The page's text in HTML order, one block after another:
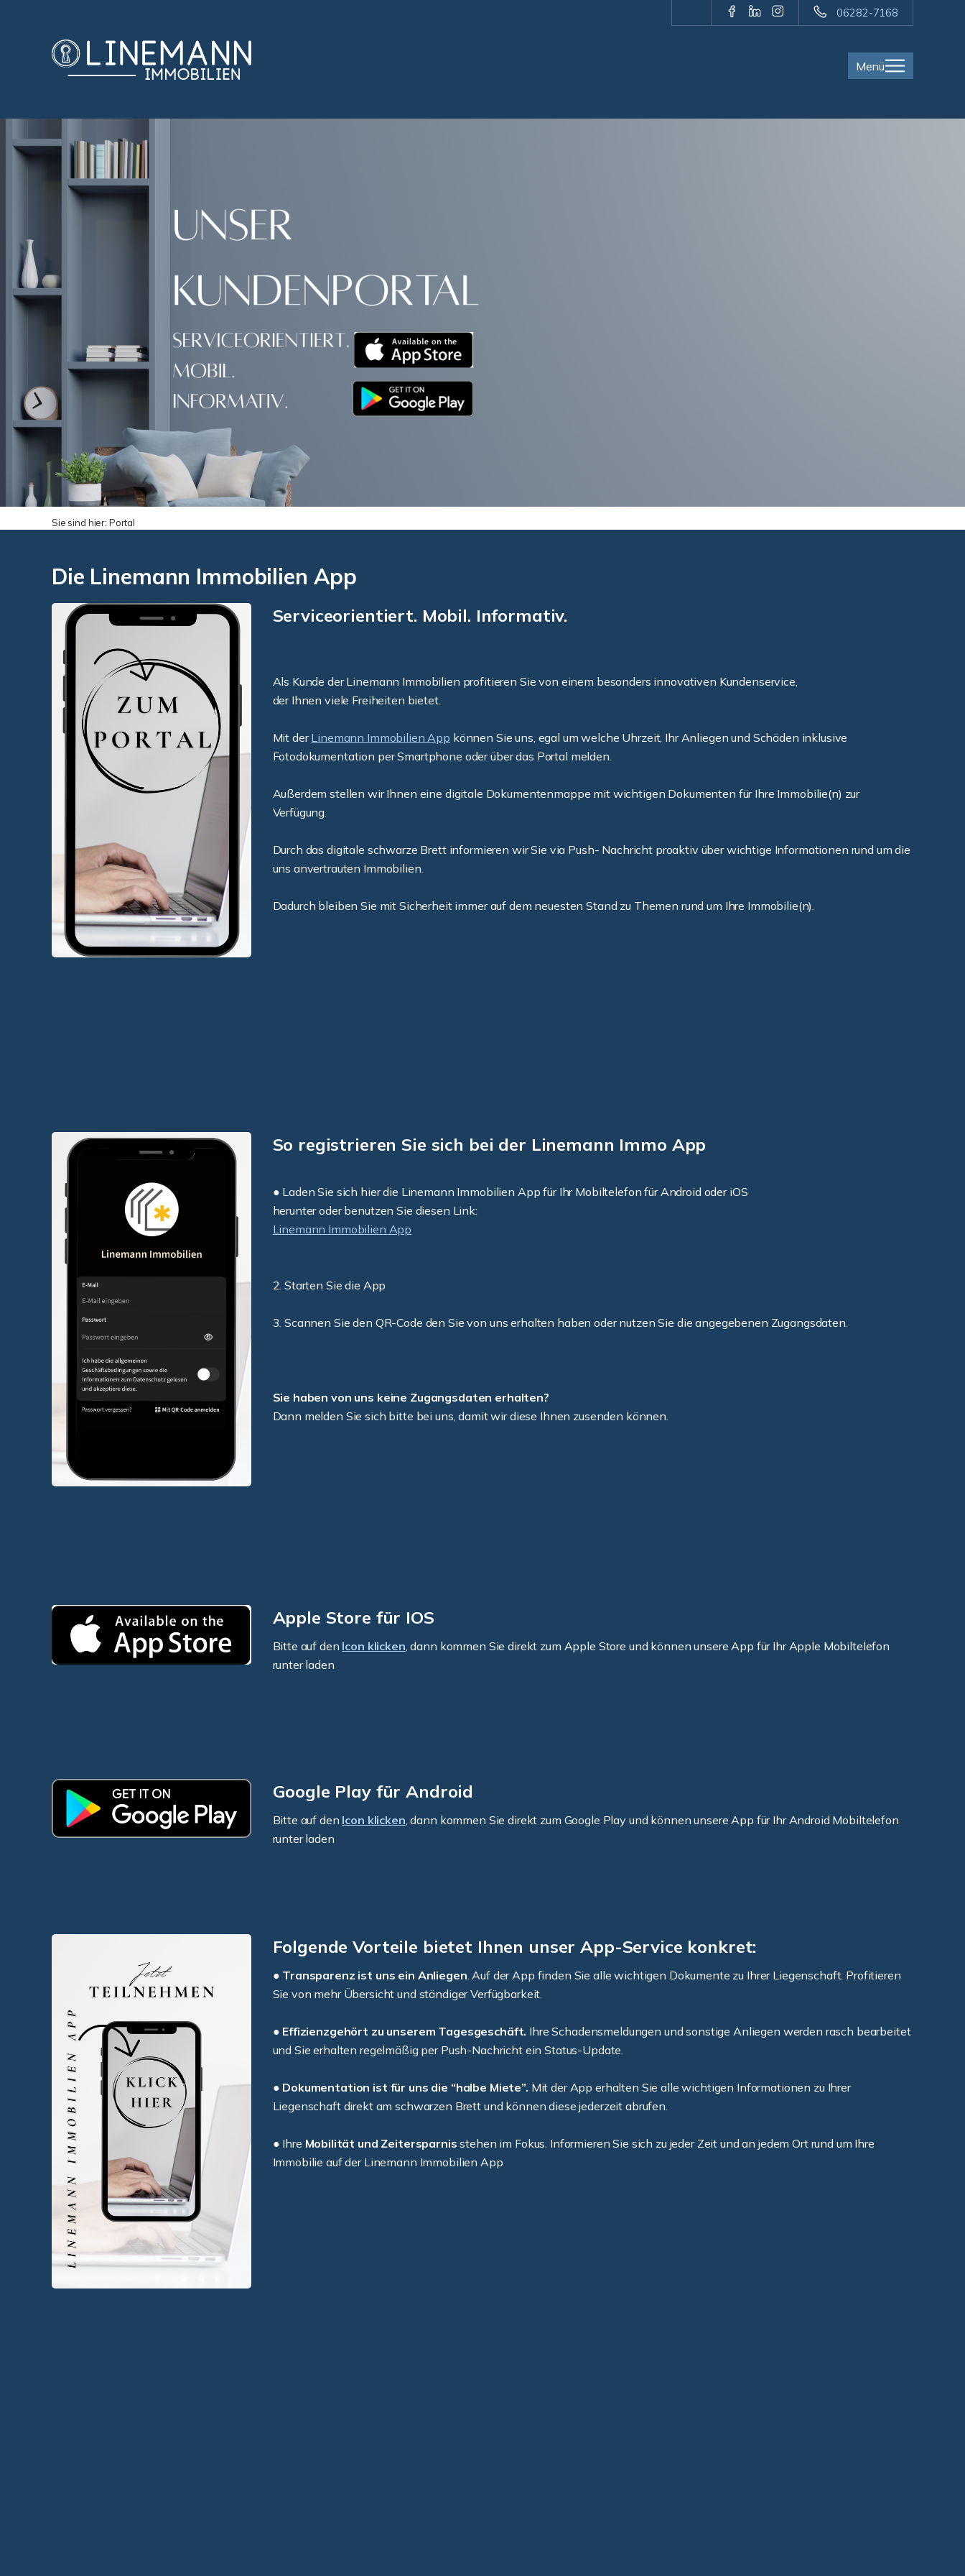
06282-7168
Menü
Sie sind hier: Portal
Die Linemann Immobilien App
Serviceorientiert. Mobil. Informativ.
Als Kunde der Linemann Immobilien profitieren Sie von einem besonders innovativen Kundenservice,
der Ihnen viele Freiheiten bietet.
Mit derLinemann Immobilien App können Sie uns, egal um welche Uhrzeit, Ihr Anliegen und Schäden inklusive
Fotodokumentation per Smartphone oder über das Portal melden.
Außerdem stellen wir Ihnen eine digitale Dokumentenmappe mit wichtigen Dokumenten für Ihre Immobilie(n) zur
Verfügung.
Durch das digitale schwarze Brett informieren wir Sie via Push- Nachricht proaktiv über wichtige Informationen rund um die
uns anvertrauten Immobilien.
Dadurch bleiben Sie mit Sicherheit immer auf dem neuesten Stand zu Themen rund um Ihre Immobilie(n).
So registrieren Sie sich bei der Linemann Immo App
● Laden Sie sich hier die Linemann Immobilien App für Ihr Mobiltelefon für Android oder iOS
herunter oder benutzen Sie diesen Link:
Linemann Immobilien App
2. Starten Sie die App
3. Scannen Sie den QR-Code den Sie von uns erhalten haben oder nutzen Sie die angegebenen Zugangsdaten.
Sie haben von uns keine Zugangsdaten erhalten?
Dann melden Sie sich bitte bei uns, damit wir diese Ihnen zusenden können.
Apple Store für IOS
Bitte auf den Icon klicken, dann kommen Sie direkt zum Apple Store und können unsere App für Ihr Apple Mobiltelefon
runter laden
Google Play für Android
Bitte auf den Icon klicken, dann kommen Sie direkt zum Google Play und können unsere App für Ihr Android Mobiltelefon
runter laden
Folgende Vorteile bietet Ihnen unser App-Service konkret:
● Transparenz ist uns ein Anliegen. Auf der App finden Sie alle wichtigen Dokumente zu Ihrer Liegenschaft. Profitieren
Sie von mehr Übersicht und ständiger Verfügbarkeit.
● Effizienzgehört zu unserem Tagesgeschäft. Ihre Schadensmeldungen und sonstige Anliegen werden rasch bearbeitet
und Sie erhalten regelmäßig per Push-Nachricht ein Status-Update.
● Dokumentation ist für uns die “halbe Miete”. Mit der App erhalten Sie alle wichtigen Informationen zu Ihrer
Liegenschaft direkt am schwarzen Brett und können diese jederzeit abrufen.
● Ihre Mobilität und Zeitersparnisstehen im Fokus. Informieren Sie sich zu jeder Zeit und an jedem Ort rund um Ihre
Immobilie auf der Linemann Immobilien App